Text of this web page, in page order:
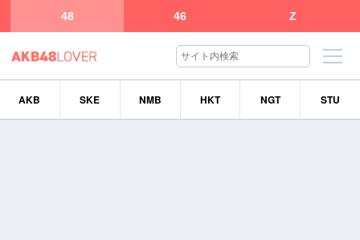
48 46 Z
AKB SKE NMB HKT NGT STU